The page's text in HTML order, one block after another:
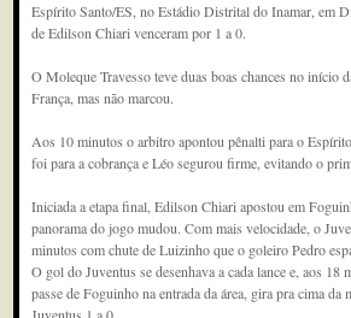
Espírito Santo/ES, no Estádio Distrital do Inamar, em
de Edilson Chiari venceram por 1 a 0.
O Moleque Travesso teve duas boas chances no início
França, mas não marcou.
Aos 10 minutos o arbitro apontou pênalti para o
foi para a cobrança e Léo segurou firme, evitando o
Iniciada a etapa final, Edilson Chiari apostou em
panorama do jogo mudou. Com mais velocidade, o
minutos com chute de Luizinho que o goleiro Pedro
O gol do Juventus se desenhava a cada lance e, aos 18
passe de Foguinho na entrada da área, gira pra cima da